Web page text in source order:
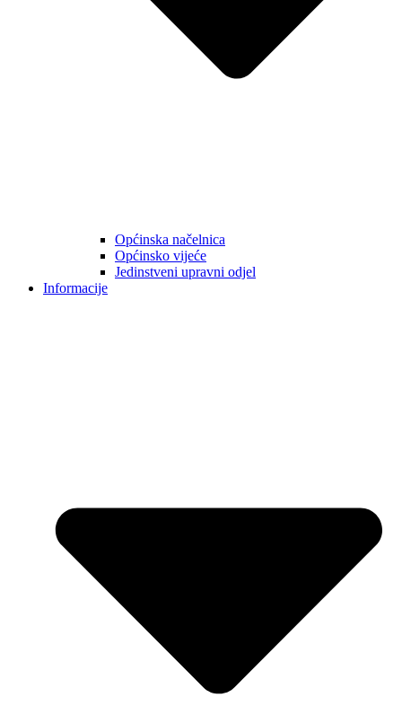
Općinska načelnica
Općinsko vijeće
Jedinstveni upravni odjel
Informacije